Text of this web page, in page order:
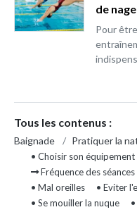
de nage
Pour
Tous les contenus :
Baignade / Pratiquer la
• Choisir son équipement
Fréquence des séances
• Mal oreilles
• Eviter
• Se mouiller la nuque